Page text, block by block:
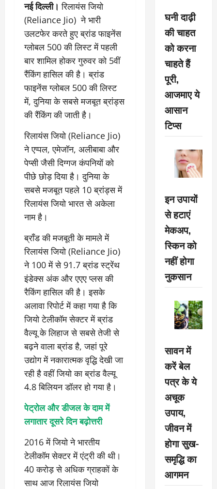
नई दिल्ली। रिलायंस जियो
(Reliance Jio) ने भारी
उलटफेर करते हुए ब्रांड फाइनेंस
ग्लोबल 500 की लिस्ट में पहली
बार शामिल होकर गुरुवर को 5वीं
रैंकिंग हासिल की है। ब्रांड
फाइनेंस ग्लोबल 500 की लिस्ट
में, दुनिया के सबसे मजबूत ब्रांड्स
की रैंकिंग की जाती है।
रिलायंस जियो (Reliance Jio)
ने एप्पल, एमेजॉन, अलीबाबा और
पेप्सी जैसी दिग्गज कंपनियों को
पीछे छोड़ दिया है। दुनिया के
सबसे मजबूत पहले 10 ब्रांड्स में
रिलायंस जियो भारत से अकेला
नाम है।
ब्रॉंड की मजबूती के मामले में
रिलायंस जियो (Reliance Jio)
ने 100 में से 91.7 ब्रांड स्ट्रेंथ
इंडेक्स अंक और एएए प्लस की
रैकिंग हासिल की है। इसके
अलावा रिपोर्ट में कहा गया है कि
जियो टेलीकॉम सेक्टर में ब्रांड
वैल्यू के लिहाज से सबसे तेजी से
बढ़ने वाला ब्रांड है, जहां पूरे
उद्योग में नकारात्मक वृद्धि देखी जा
रही है वहीं जियो का ब्रांड वैल्यू
4.8 बिलियन डॉलर हो गया है।
पेट्रोल और डीजल के दाम में
लगातार दूसरे दिन बढ़ोत्तरी
2016 में जियो ने भारतीय
टेलीकॉम सेक्टर में एंट्री की थी।
40 करोड़ से अधिक ग्राहकों के
साथ आज रिलायंस जियो
घनी दाढ़ी
की चाहत
को करना
चाहते हैं
पूरी,
आजमाए ये
आसान
टिप्स
इन उपायों
से हटाएं
मेकअप,
स्किन को
नहीं होगा
नुकसान
सावन में
करें बेल
पत्र के ये
अचूक
उपाय,
जीवन में
होगा सुख-
समृद्धि का
आगमन